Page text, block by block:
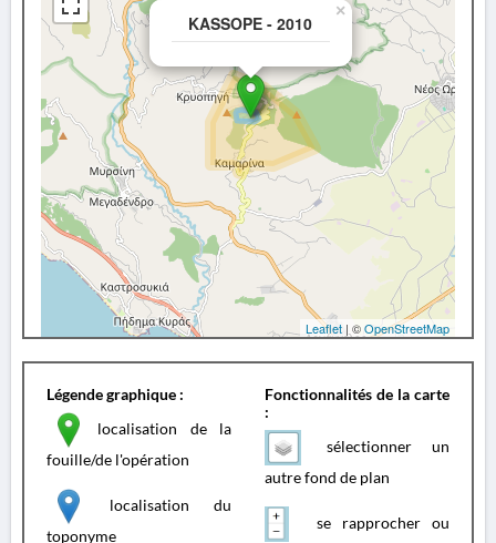
KASSOPE - 2010
×
Leaflet | ©OpenStreetMap
Légende graphique :
localisation de la
fouille/de l'opération
localisation du
toponyme
Fonctionnalités de la carte
:
sélectionner un
autre fond de plan
se rapprocher ou